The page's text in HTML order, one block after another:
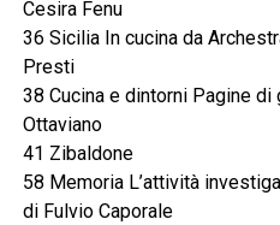
Cesira Fenu
36 Sicilia In cucina da
Presti
38 Cucina e dintorni Pagine
Ottaviano
41 Zibaldone
58 Memoria L’attività
di Fulvio Caporale